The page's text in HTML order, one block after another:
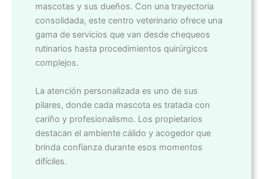
mascotas y sus dueños. Con una trayectoria
consolidada, este centro veterinario ofrece una
gama de servicios que van desde chequeos
rutinarios hasta procedimientos quirúrgicos
complejos.
La atención personalizada es uno de sus
pilares, donde cada mascota es tratada con
cariño y profesionalismo. Los propietarios
destacan el ambiente cálido y acogedor que
brinda confianza durante esos momentos
difíciles.